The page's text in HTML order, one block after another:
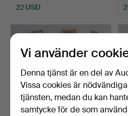
22 USD
Vi använder
Denna tjänst är en del av
Vissa cookies är
tjänsten, medan du kan
samtycke för de som